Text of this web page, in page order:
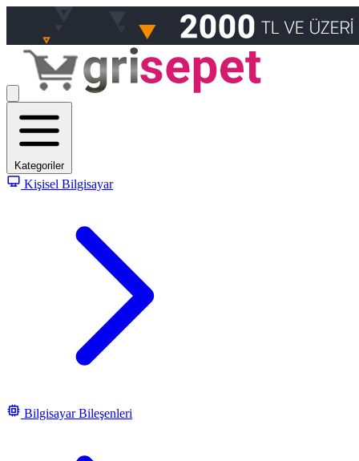
Kategoriler
Kişisel Bilgisayar
Bilgisayar Bileşenleri